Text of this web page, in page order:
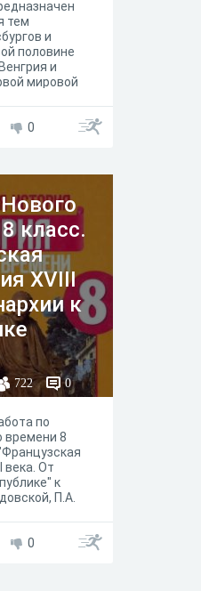
тем
и
половине
и
мировой
0
класс.
XVIII
к
722 0
по
времени 8
века. От
к
П.А.
0